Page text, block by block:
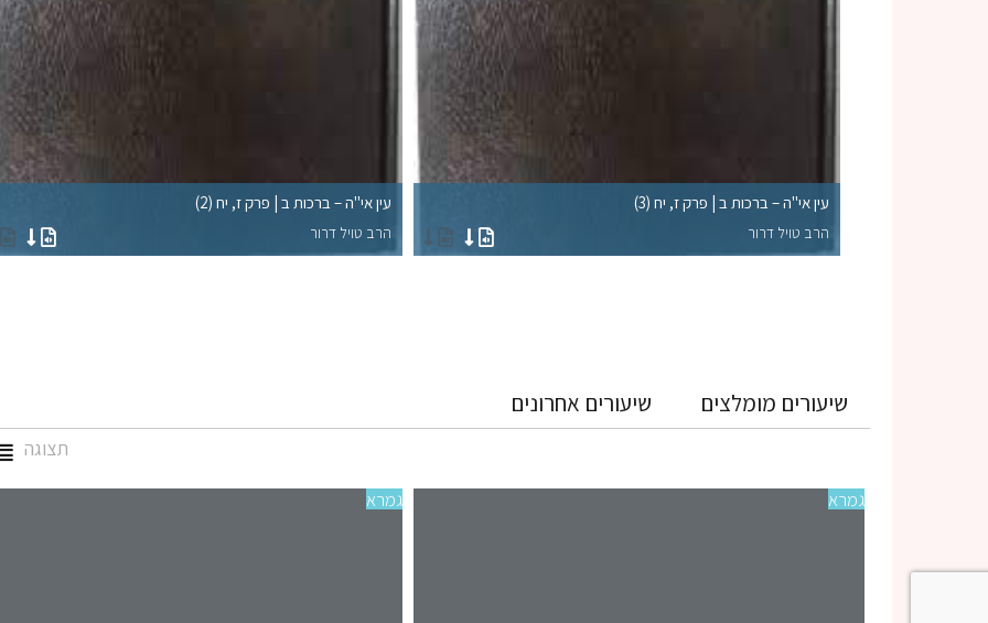
עין אי"ה – ברכות ב | פרק ז, יח (3)
הרב טויל דרור
עין אי"ה – ברכות ב | פרק ז, יח (2)
הרב טויל דרור
שיעורים מומלצים שיעורים אחרונים
תצוגה
גמרא גמרא